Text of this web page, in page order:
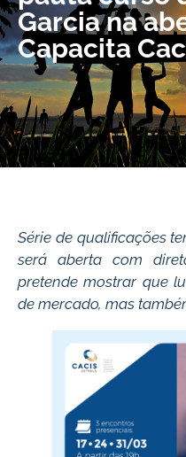
Garcia na
Capacita
Série de qualificações
será aberta com
pretende mostrar que
de mercado, mas